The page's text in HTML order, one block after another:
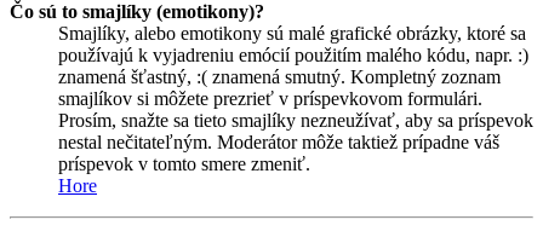
Čo sú to smajlíky (emotikony)?
Smajlíky, alebo emotikony sú malé grafické obrázky, ktoré sa
používajú k vyjadreniu emócií použitím malého kódu, napr. :)
znamená šťastný, :( znamená smutný. Kompletný zoznam
smajlíkov si môžete prezrieť v príspevkovom formulári.
Prosím, snažte sa tieto smajlíky nezneužívať, aby sa príspevok
nestal nečitateľným. Moderátor môže taktiež prípadne váš
príspevok v tomto smere zmeniť.
Hore